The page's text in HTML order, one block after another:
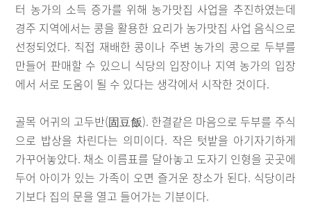
터 농가의 소득 증가를 위해 농가맛집 사업을 추진하였는데
경주 지역에서는 콩을 활용한 요리가 농가맛집 사업 음식으로
선정되었다. 직접 재배한 콩이나 주변 농가의 콩으로 두부를
만들어 판매할 수 있으니 식당의 입장이나 지역 농가의 입장
에서 서로 도움이 될 수 있다는 생각에서 시작한 것이다.
골목 어귀의 고두반(固豆飯). 한결같은 마음으로 두부를 주식
으로 밥상을 차린다는 의미이다. 작은 텃밭을 아기자기하게
가꾸어놓았다. 채소 이름표를 달아놓고 도자기 인형을 곳곳에
두어 아이가 있는 가족이 오면 즐거운 장소가 된다. 식당이라
기보다 집의 문을 열고 들어가는 기분이다.